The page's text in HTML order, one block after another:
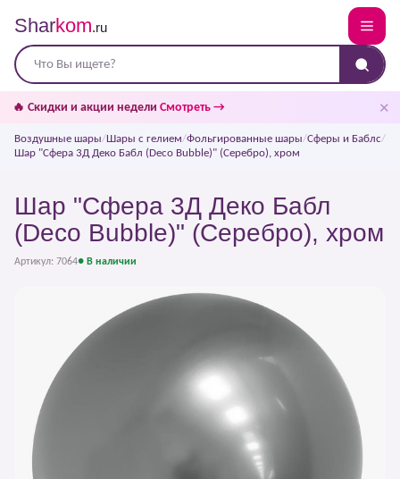
Sharkom.ru
🔥 Скидки и акции недели Смотреть → ✕
Воздушные шары/Шары с гелием/Фольгированные шары/Сферы и Баблс/
Шар "Сфера 3Д Деко Бабл (Deco Bubble)" (Серебро), хром
Шар "Сфера 3Д Деко Бабл
(Deco Bubble)" (Серебро), хром
Артикул: 7064● В наличии